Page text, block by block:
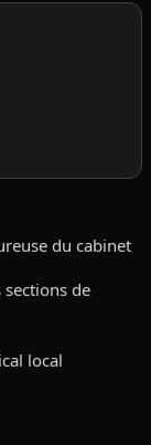
du cabinet
de
local